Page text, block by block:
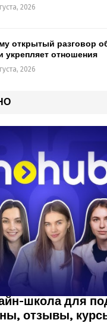
2026
открытый разговор
укрепляет отношения
2026
школа для
отзывы,